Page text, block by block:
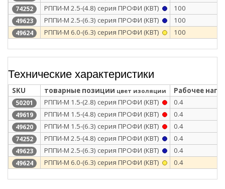
74252 РППИ-М 2.5-(4.8) серия ПРОФИ (КВТ) 100
49623 РППИ-М 2.5-(6.3) серия ПРОФИ (КВТ) 100
49624 РППИ-М 6.0-(6.3) серия ПРОФИ (КВТ) 100
Технические характеристики
SKU товарные позиции цвет изоляции Рабочее
50201 РППИ-М 1.5-(2.8) серия ПРОФИ (КВТ) 0.4
49619 РППИ-М 1.5-(4.8) серия ПРОФИ (КВТ) 0.4
49620 РППИ-М 1.5-(6.3) серия ПРОФИ (КВТ) 0.4
74252 РППИ-М 2.5-(4.8) серия ПРОФИ (КВТ) 0.4
49623 РППИ-М 2.5-(6.3) серия ПРОФИ (КВТ) 0.4
49624 РППИ-М 6.0-(6.3) серия ПРОФИ (КВТ) 0.4